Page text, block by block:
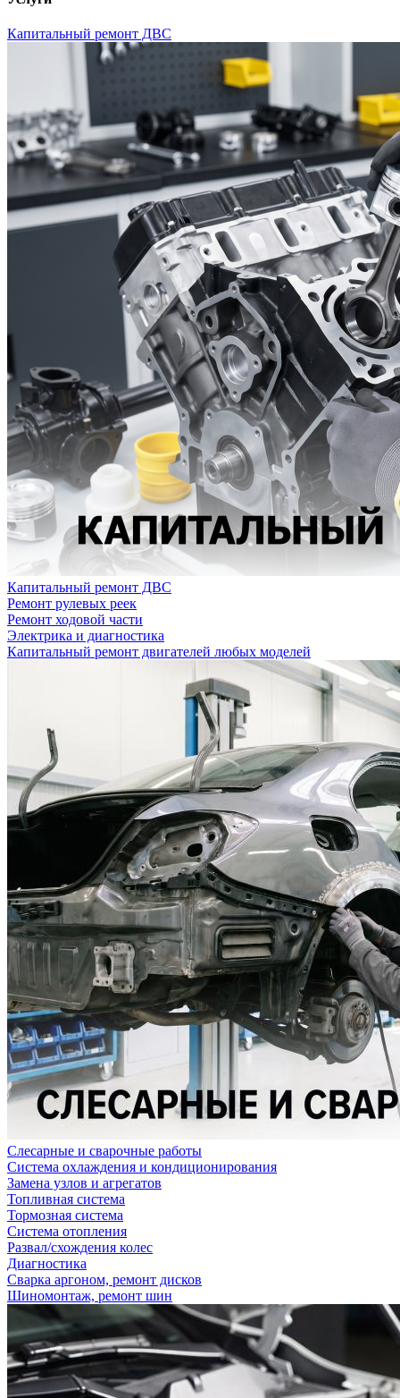
Капитальный ремонт ДВС
Капитальный ремонт ДВС
Ремонт рулевых реек
Ремонт ходовой части
Электрика и диагностика
Капитальный ремонт двигателей любых моделей
Слесарные и сварочные работы
Система охлаждения и кондиционирования
Замена узлов и агрегатов
Топливная система
Тормозная система
Система отопления
Развал/схождения колес
Диагностика
Сварка аргоном, ремонт дисков
Шиномонтаж, ремонт шин